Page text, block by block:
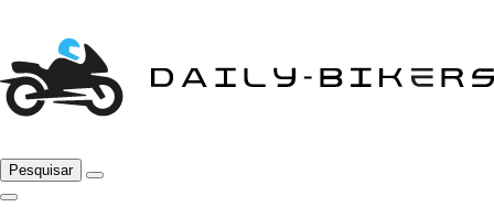
Pesquisar